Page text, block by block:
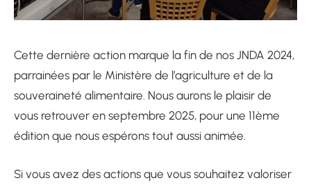
Cette dernière action marque la fin de nos JNDA 2024,
parrainées par le Ministère de l’agriculture et de la
souveraineté alimentaire. Nous aurons le plaisir de
vous retrouver en septembre 2025, pour une 11ème
édition que nous espérons tout aussi animée.
Si vous avez des actions que vous souhaitez valoriser